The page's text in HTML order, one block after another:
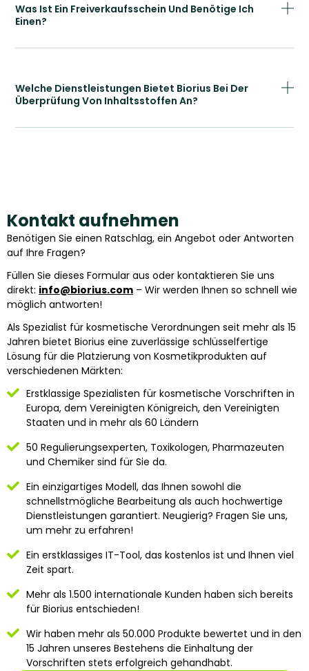
Was Ist Ein Freiverkaufsschein Und Benötige Ich
Einen?
Welche Dienstleistungen Bietet Biorius Bei Der
Überprüfung Von Inhaltsstoffen An?
Kontakt aufnehmen
Benötigen Sie einen Ratschlag, ein Angebot oder Antworten
auf Ihre Fragen?
Füllen Sie dieses Formular aus oder kontaktieren Sie uns
direkt: info@biorius.com – Wir werden Ihnen so schnell wie
möglich antworten!
Als Spezialist für kosmetische Verordnungen seit mehr als 15
Jahren bietet Biorius eine zuverlässige schlüsselfertige
Lösung für die Platzierung von Kosmetikprodukten auf
verschiedenen Märkten:
Erstklassige Spezialisten für kosmetische Vorschriften in
Europa, dem Vereinigten Königreich, den Vereinigten
Staaten und in mehr als 60 Ländern
50 Regulierungsexperten, Toxikologen, Pharmazeuten
und Chemiker sind für Sie da.
Ein einzigartiges Modell, das Ihnen sowohl die
schnellstmögliche Bearbeitung als auch hochwertige
Dienstleistungen garantiert. Neugierig? Fragen Sie uns,
um mehr zu erfahren!
Ein erstklassiges IT-Tool, das kostenlos ist und Ihnen viel
Zeit spart.
Mehr als 1.500 internationale Kunden haben sich bereits
für Biorius entschieden!
Wir haben mehr als 50.000 Produkte bewertet und in den
15 Jahren unseres Bestehens die Einhaltung der
Vorschriften stets erfolgreich gehandhabt.